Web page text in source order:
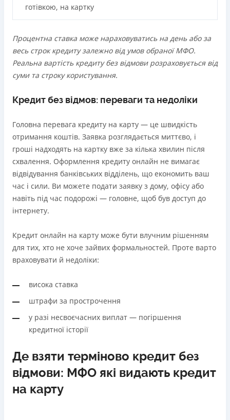
готівкою, на картку
Процентна ставка може нараховуватись на день або за
весь строк кредиту залежно від умов обраної МФО.
Реальна вартість кредиту без відмови розраховується від
суми та строку користування.
Кредит без відмов: переваги та недоліки
Головна перевага кредиту на карту — це швидкість
отримання коштів. Заявка розглядається миттєво, і
гроші надходять на картку вже за кілька хвилин після
схвалення. Оформлення кредиту онлайн не вимагає
відвідування банківських відділень, що економить ваш
час і сили. Ви можете подати заявку з дому, офісу або
навіть під час подорожі — головне, щоб був доступ до
інтернету.
Кредит онлайн на карту може бути влучним рішенням
для тих, хто не хоче зайвих формальностей. Проте варто
враховувати й недоліки:
висока ставка
штрафи за прострочення
у разі несвоєчасних виплат — погіршення
кредитної історії
Де взяти терміново кредит без
відмови: МФО які видають кредит
на карту